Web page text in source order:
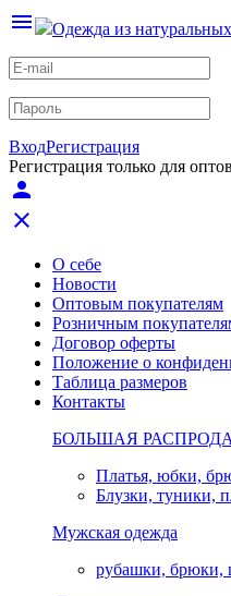
menu Одежда из
ВходРегистрация
Регистрация только для
person
close
О себе
Новости
Оптовым покупателям
Розничным
Договор оферты
Положение о
Таблица размеров
Контакты
БОЛЬШАЯ
Платья, юбки,
Блузки, туники,
Мужская одежда
рубашки, брюки,